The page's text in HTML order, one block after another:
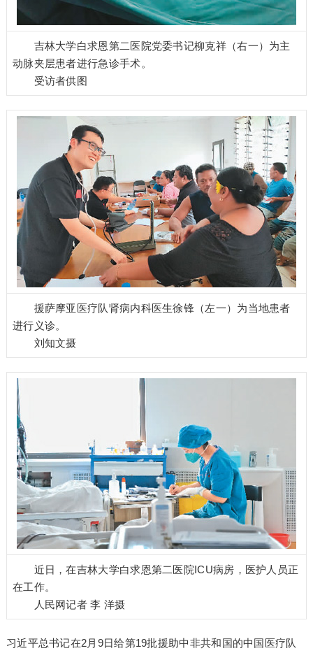
吉林大学白求恩第二医院党委书记柳克祥（右一）为主
动脉夹层患者进行急诊手术。
受访者供图
援萨摩亚医疗队肾病内科医生徐锋（左一）为当地患者
进行义诊。
刘知文摄
近日，在吉林大学白求恩第二医院ICU病房，医护人员正
在工作。
人民网记者 李 洋摄
习近平总书记在2月9日给第19批援助中非共和国的中国医疗队